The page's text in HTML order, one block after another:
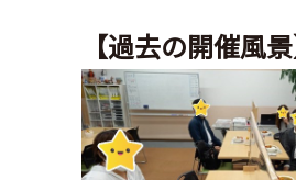
【過去の開催風景